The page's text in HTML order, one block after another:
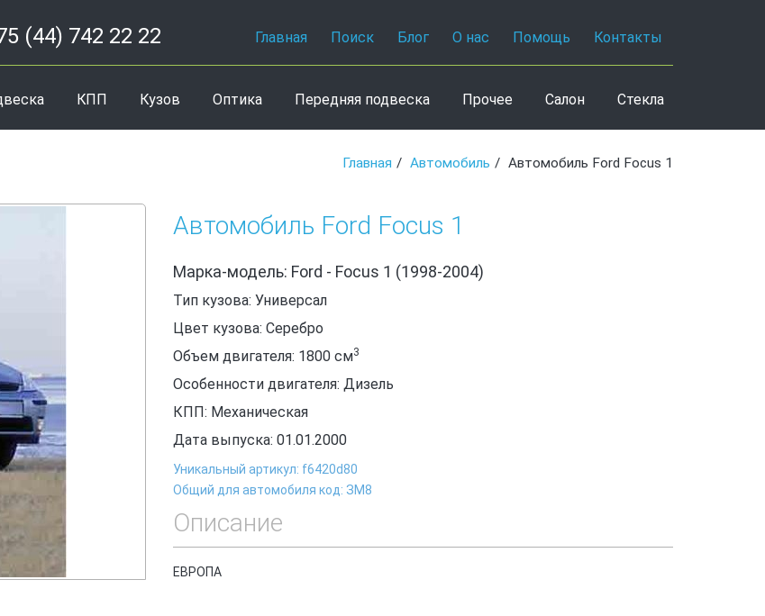
(44) 742 22 22 Главная Поиск Блог О нас Помощь Контакты
КПП Кузов Оптика Передняя подвеска Прочее Салон Стекла
Главная Автомобиль Автомобиль Ford Focus 1
Автомобиль Ford Focus 1
Марка-модель: Ford - Focus 1 (1998-2004)
Тип кузова: Универсал
Цвет кузова: Серебро
Объем двигателя: 1800 см3
Особенности двигателя: Дизель
КПП: Механическая
Дата выпуска: 01.01.2000
Уникальный артикул: f6420d80
Общий для автомобиля код: ЗМ8
Описание
ЕВРОПА